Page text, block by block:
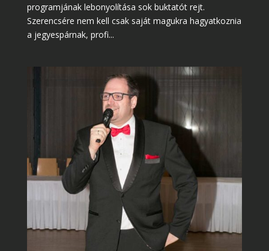
programjának lebonyolítása sok buktatót rejt.
Szerencsére nem kell csak saját magukra hagyatkoznia
a jegyespárnak, profi...